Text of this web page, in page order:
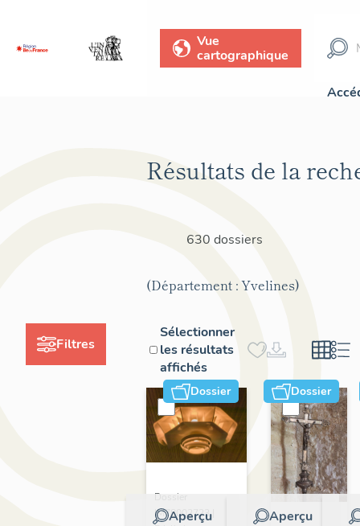
Vue
cartographique
Filtres
Résultats de la
630 dossiers
(Département : Yvelines)
Sélectionner
les résultats
affichés
Dossier
Aperçu
Dossier
IM78002723 |
Dossier
Aperçu